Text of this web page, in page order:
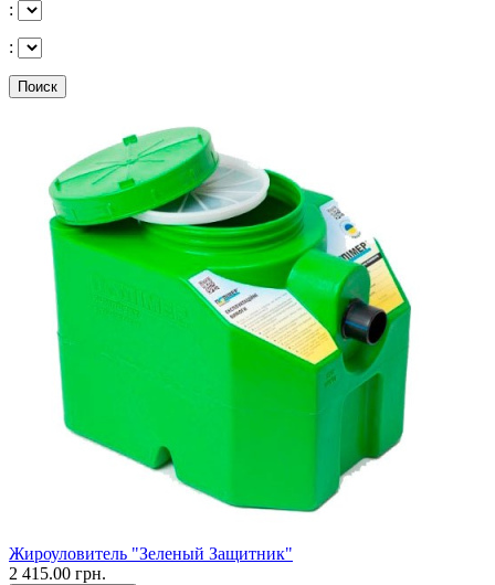
:
:
Поиск
Жироуловитель "Зеленый Защитник"
2 415.00 грн.